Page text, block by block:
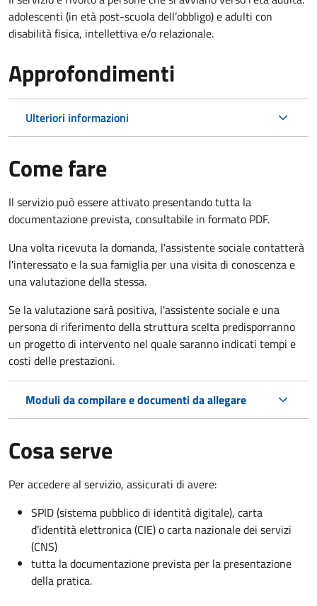
adolescenti (in età post-scuola dell’obbligo) e adulti con
disabilità fisica, intellettiva e/o relazionale.
Approfondimenti
Ulteriori informazioni
Come fare
Il servizio può essere attivato presentando tutta la
documentazione prevista, consultabile in formato PDF.
Una volta ricevuta la domanda, l'assistente sociale contatterà
l'interessato e la sua famiglia per una visita di conoscenza e
una valutazione della stessa.
Se la valutazione sarà positiva, l'assistente sociale e una
persona di riferimento della struttura scelta predisporranno
un progetto di intervento nel quale saranno indicati tempi e
costi delle prestazioni.
Moduli da compilare e documenti da allegare
Cosa serve
Per accedere al servizio, assicurati di avere:
SPID (sistema pubblico di identità digitale), carta
d’identità elettronica (CIE) o carta nazionale dei servizi
(CNS)
tutta la documentazione prevista per la presentazione
della pratica.